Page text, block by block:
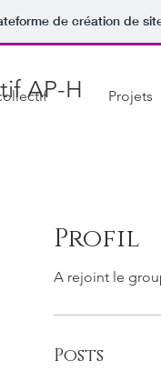
de création de
AP-H Projets
Profil
A rejoint le
Posts